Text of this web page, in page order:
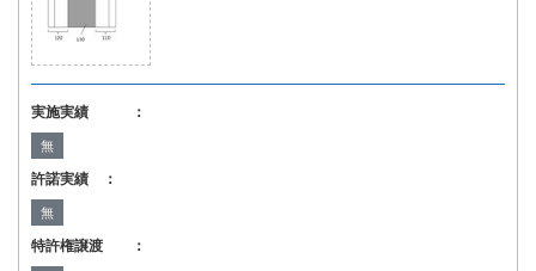
実施実績 ：
無
許諾実績 ：
無
特許権譲渡 ：